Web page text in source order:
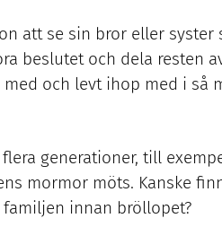
att se sin bror eller syster
beslutet och dela resten
och levt ihop med i så
generationer, till
mormor möts. Kanske
innan bröllopet?